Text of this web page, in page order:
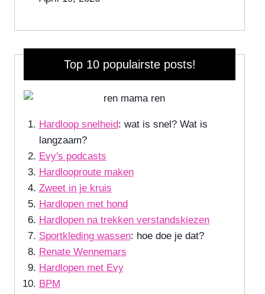
Top 10 populairste posts!
Hardloop snelheid: wat is snel? Wat is
langzaam?
Evy's podcasts
Hardlooproute maken
Zweet in je kruis
Hardlopen met hond
Hardlopen na trekken verstandskiezen
Sportkleding wassen: hoe doe je dat?
Renate Wennemars
Hardlopen met Evy
BPM